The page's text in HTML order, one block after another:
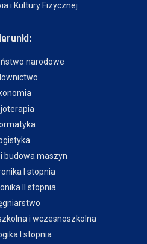
i Kultury Fizycznej
narodowe
budowa maszyn
I stopnia
II stopnia
i wczesnoszkolna
I stopnia